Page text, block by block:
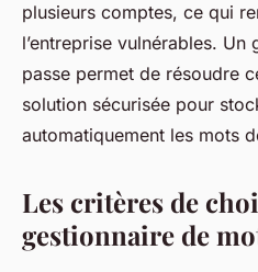
plusieurs comptes, ce qui
l’entreprise vulnérables.
passe permet de résoudre
solution sécurisée pour
automatiquement les mots
Les critères de
gestionnaire de